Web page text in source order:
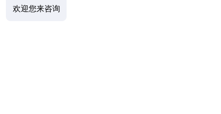
欢迎您来咨询